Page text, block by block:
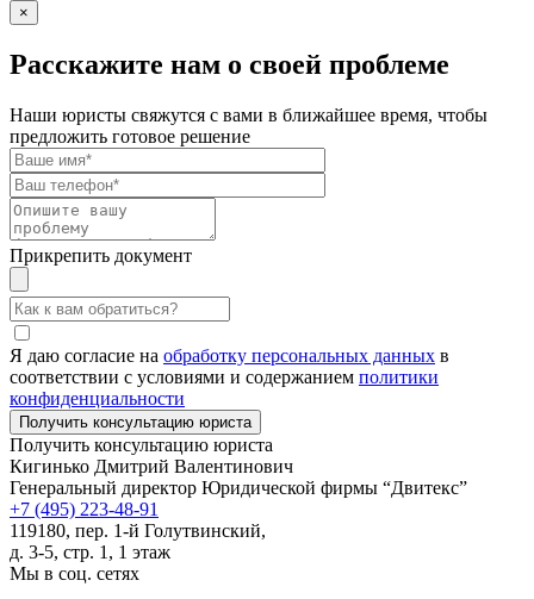
×
Расскажите нам о своей проблеме
Наши юристы свяжутся с вами в ближайшее время, чтобы
предложить готовое решение
Прикрепить документ
Я даю согласие на обработку персональных данных в
соответствии с условиями и содержанием политики
конфиденциальности
Получить консультацию юриста
Кигинько Дмитрий Валентинович
Генеральный директор Юридической фирмы “Двитекс”
+7 (495) 223-48-91
119180, пер. 1-й Голутвинский,
д. 3-5, стр. 1, 1 этаж
Мы в соц. сетях